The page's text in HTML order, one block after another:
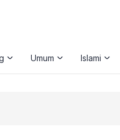
Umum Islami